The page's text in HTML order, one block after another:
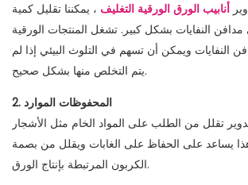
أنابيب الورق الورقية التغليف ، يمكننا تقليل كمية
مدافن النفايات بشكل كبير. تشغل المنتجات الورقية
النفايات ويمكن أن تسهم في التلوث البيئي إذا لم
يتم التخلص منها بشكل صحيح.
2. المحفوظات الموارد
تقلل من الطلب على المواد الخام مثل الأشجار
هذا يساعد على الحفاظ على الغابات ويقلل من بصمة
الكربون المرتبطة بإنتاج الورق.